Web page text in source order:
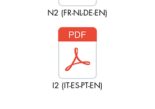
N2 (FR-NL-DE-EN)
I2 (IT-ES-PT-EN)